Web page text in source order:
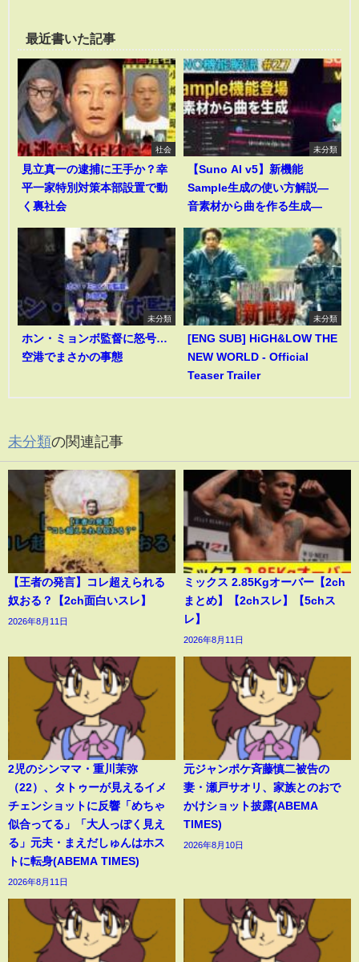
最近書いた記事
社会
見立真一の逮捕に王手か？幸
平一家特別対策本部設置で動
く裏社会
未分類
【Suno AI v5】新機能
Sample生成の使い方解説―
音素材から曲を作る生成―
未分類
ホン・ミョンボ監督に怒号…
空港でまさかの事態
未分類
[ENG SUB] HiGH&LOW THE
NEW WORLD - Official
Teaser Trailer
未分類の関連記事
【王者の発言】コレ超えられる
奴おる？【2ch面白いスレ】
2026年8月11日
ミックス 2.85Kgオーバー【2ch
まとめ】【2chスレ】【5chス
レ】
2026年8月11日
2児のシンママ・重川茉弥
（22）、タトゥーが見えるイメ
チェンショットに反響「めちゃ
似合ってる」「大人っぽく見え
る」元夫・まえだしゅんはホス
トに転身(ABEMA TIMES)
2026年8月11日
元ジャンポケ斉藤慎二被告の
妻・瀬戸サオリ、家族とのおで
かけショット披露(ABEMA
TIMES)
2026年8月10日